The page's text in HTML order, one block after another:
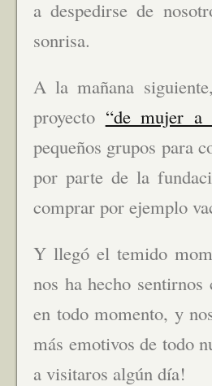
a despedirse de
sonrisa.
A la mañana
proyecto “de mujer a
pequeños grupos para
por parte de la
comprar por ejemplo
Y llegó el temido
nos ha hecho
en todo momento, y
más emotivos de todo
a visitaros algún día!